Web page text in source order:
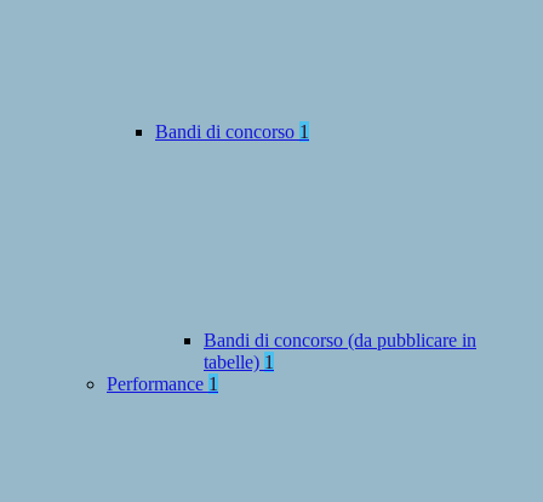
Bandi di concorso 1
Bandi di concorso (da pubblicare in
tabelle) 1
Performance 1